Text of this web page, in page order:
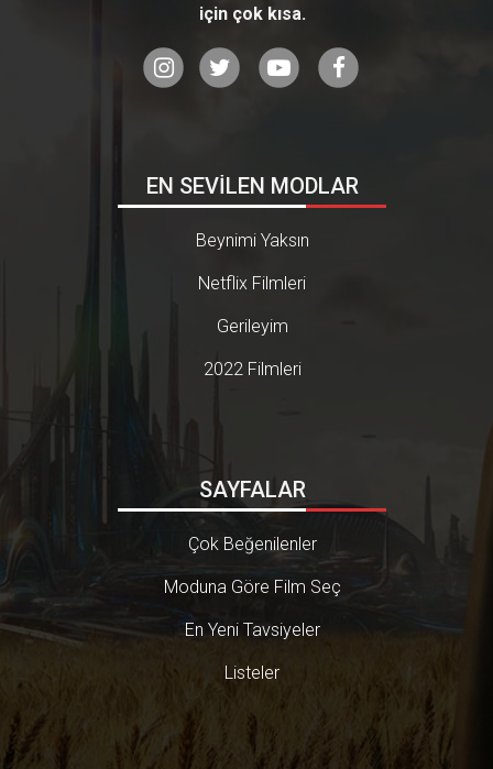
için çok kısa.
EN SEVİLEN MODLAR
Beynimi Yaksın
Netflix Filmleri
Gerileyim
2022 Filmleri
SAYFALAR
Çok Beğenilenler
Moduna Göre Film Seç
En Yeni Tavsiyeler
Listeler